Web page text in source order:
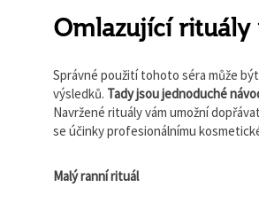
Omlazující rituály
Správné použití tohoto séra může
výsledků. Tady jsou jednoduché
Navržené rituály vám umožní
se účinky profesionálnímu
Malý ranní rituál